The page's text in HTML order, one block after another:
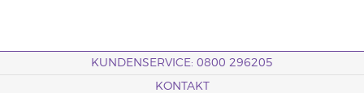
KUNDENSERVICE: 0800 296205
KONTAKT